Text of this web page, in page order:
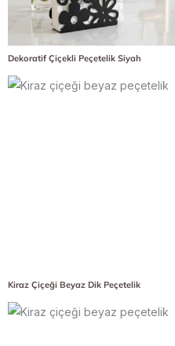
Dekoratif Çiçekli Peçetelik Siyah
Kiraz Çiçeği Beyaz Dik Peçetelik